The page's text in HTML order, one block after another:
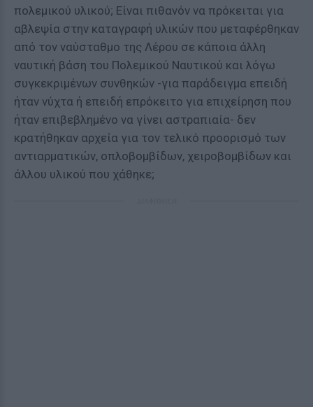
πολεμικού υλικού; Είναι πιθανόν να πρόκειται για
αβλεψία στην καταγραφή υλικών που μεταφέρθηκαν
από τον ναύσταθμο της Λέρου σε κάποια άλλη
ναυτική βάση του Πολεμικού Ναυτικού και λόγω
συγκεκριμένων συνθηκών -για παράδειγμα επειδή
ήταν νύχτα ή επειδή επρόκειτο για επιχείρηση που
ήταν επιβεβλημένο να γίνει αστραπιαία- δεν
κρατήθηκαν αρχεία για τον τελικό προορισμό των
αντιαρματικών, οπλοβομβίδων, χειροβομβίδων και
άλλου υλικού που χάθηκε;